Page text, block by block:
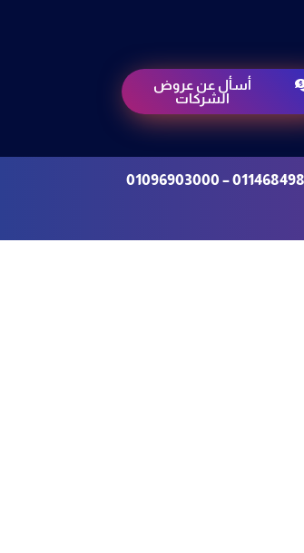
أسأل عن عروض
الشركات
01146849878 –